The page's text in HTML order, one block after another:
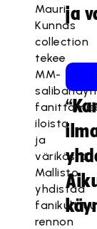
Mauri
Kunnas
collection
tekee
MM-
salibandyn
iloista
ja
värikästä.
Mallisto
yhdistää
rennon
ja